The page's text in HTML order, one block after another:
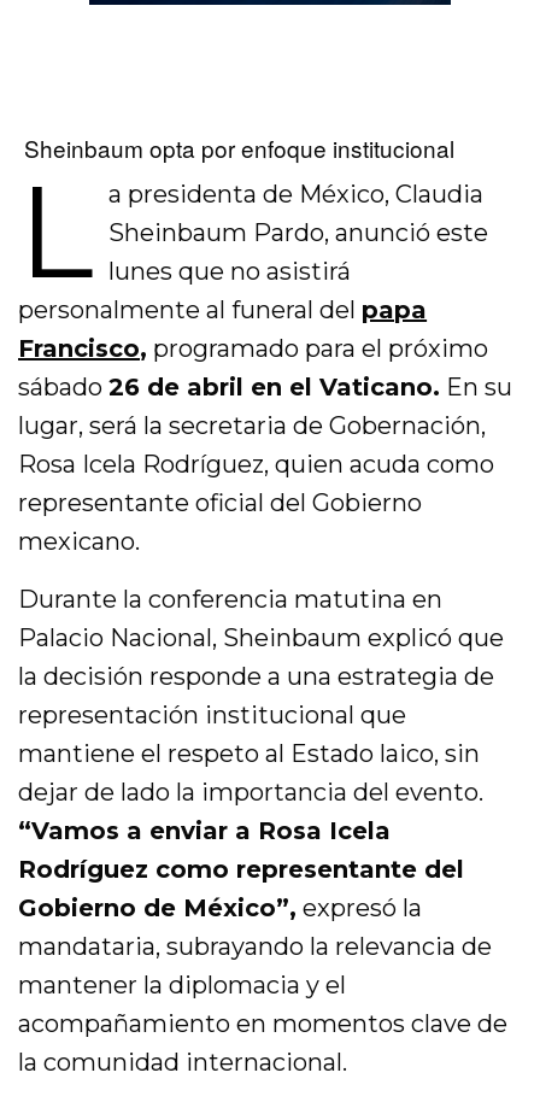
Sheinbaum opta por enfoque institucional
L a presidenta de México, Claudia
Sheinbaum Pardo, anunció este
lunes que no asistirá
personalmente al funeral del papa
Francisco, programado para el próximo
sábado26 de abril en el Vaticano. En su
lugar, será la secretaria de Gobernación,
Rosa Icela Rodríguez, quien acuda como
representante oficial del Gobierno
mexicano.
Durante la conferencia matutina en
Palacio Nacional, Sheinbaum explicó que
la decisión responde a una estrategia de
representación institucional que
mantiene el respeto al Estado laico, sin
dejar de lado la importancia del evento.
“Vamos a enviar a Rosa Icela
Rodríguez como representante del
Gobierno de México”, expresó la
mandataria, subrayando la relevancia de
mantener la diplomacia y el
acompañamiento en momentos clave de
la comunidad internacional.